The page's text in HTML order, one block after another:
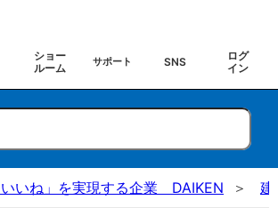
ショー
ルーム
サポート SNS
ログ
イン
いいね」を実現する企業 DAIKEN 建